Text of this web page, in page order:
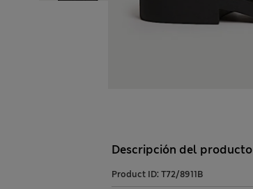
Descripción del producto
Product ID: T72/8911B